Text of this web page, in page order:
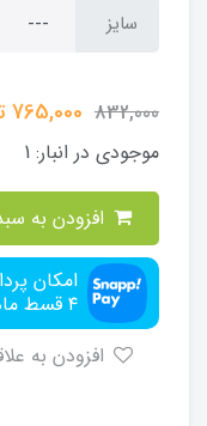
سایز
832,000
765,000
موجودی در انبار: 1
امکان
۴ قسط ماهیانه